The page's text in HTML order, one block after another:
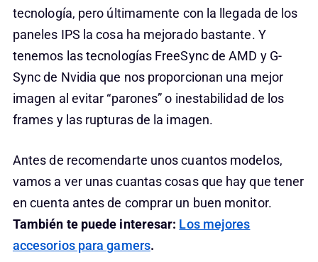
tecnología, pero últimamente con la llegada de los
paneles IPS la cosa ha mejorado bastante. Y
tenemos las tecnologías FreeSync de AMD y G-
Sync de Nvidia que nos proporcionan una mejor
imagen al evitar “parones” o inestabilidad de los
frames y las rupturas de la imagen.
Antes de recomendarte unos cuantos modelos,
vamos a ver unas cuantas cosas que hay que tener
en cuenta antes de comprar un buen monitor.
También te puede interesar: Los mejores
accesorios para gamers.